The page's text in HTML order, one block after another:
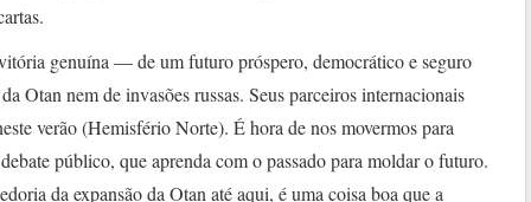
genuína — de um futuro próspero, democrático e seguro
Otan nem de invasões russas. Seus parceiros internacionais
verão (Hemisfério Norte). É hora de nos movermos para
público, que aprenda com o passado para moldar o futuro.
da expansão da Otan até aqui, é uma coisa boa que a